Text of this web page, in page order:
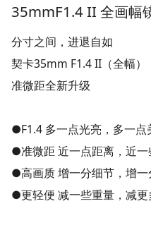
35mmF1.4 II 全画幅
分寸之间，进退自如
契卡35mm F1.4 II（全幅）
准微距全新升级
●F1.4 多一点光亮，多一点
●准微距 近一点距离，近一
●高画质 增一分细节，增一
●更轻便 减一些重量，减更